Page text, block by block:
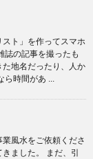
スト」を作ってスマホ
誌の記事を撮ったも
地名だったり、人か
ら時間があ ...
風水をご依頼くださ
ました。 まだ、引